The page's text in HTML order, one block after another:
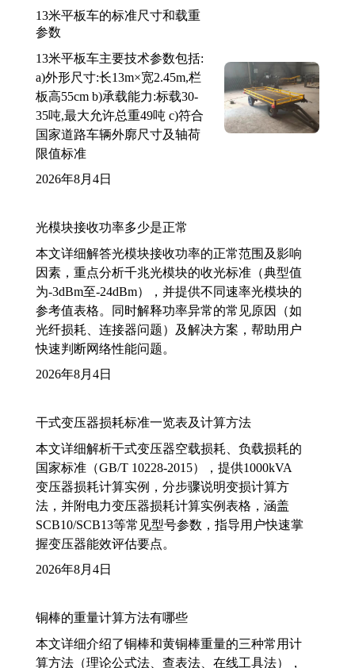
13米平板车的标准尺寸和载重
参数
13米平板车主要技术参数包括:
a)外形尺寸:长13m×宽2.45m,栏
板高55cm b)承载能力:标载30-
35吨,最大允许总重49吨 c)符合
国家道路车辆外廓尺寸及轴荷
限值标准
2026年8月4日
光模块接收功率多少是正常
本文详细解答光模块接收功率的正常范围及影响
因素，重点分析千兆光模块的收光标准（典型值
为-3dBm至-24dBm），并提供不同速率光模块的
参考值表格。同时解释功率异常的常见原因（如
光纤损耗、连接器问题）及解决方案，帮助用户
快速判断网络性能问题。
2026年8月4日
干式变压器损耗标准一览表及计算方法
本文详细解析干式变压器空载损耗、负载损耗的
国家标准（GB/T 10228-2015），提供1000kVA
变压器损耗计算实例，分步骤说明变损计算方
法，并附电力变压器损耗计算实例表格，涵盖
SCB10/SCB13等常见型号参数，指导用户快速掌
握变压器能效评估要点。
2026年8月4日
铜棒的重量计算方法有哪些
本文详细介绍了铜棒和黄铜棒重量的三种常用计
算方法（理论公式法、查表法、在线工具法），